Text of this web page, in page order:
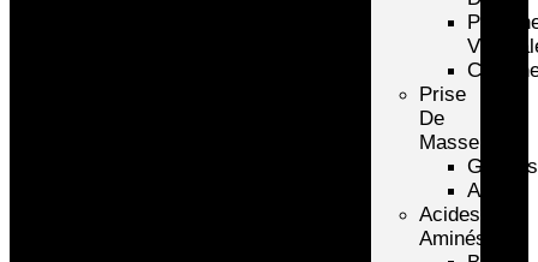
Prise
De
Masse
Gainers
Autre
Acides
Aminés